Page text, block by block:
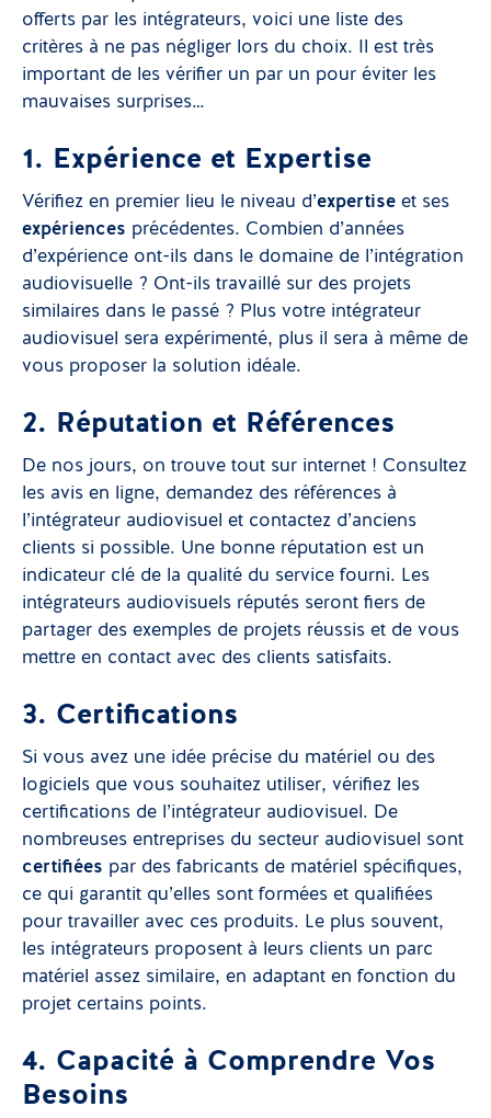
offerts par les intégrateurs, voici une liste des
critères à ne pas négliger lors du choix. Il est très
important de les vérifier un par un pour éviter les
mauvaises surprises…
1. Expérience et Expertise
Vérifiez en premier lieu le niveau d’expertise et ses
expériences précédentes. Combien d’années
d’expérience ont-ils dans le domaine de l’intégration
audiovisuelle ? Ont-ils travaillé sur des projets
similaires dans le passé ? Plus votre intégrateur
audiovisuel sera expérimenté, plus il sera à même de
vous proposer la solution idéale.
2. Réputation et Références
De nos jours, on trouve tout sur internet ! Consultez
les avis en ligne, demandez des références à
l’intégrateur audiovisuel et contactez d’anciens
clients si possible. Une bonne réputation est un
indicateur clé de la qualité du service fourni. Les
intégrateurs audiovisuels réputés seront fiers de
partager des exemples de projets réussis et de vous
mettre en contact avec des clients satisfaits.
3. Certifications
Si vous avez une idée précise du matériel ou des
logiciels que vous souhaitez utiliser, vérifiez les
certifications de l’intégrateur audiovisuel. De
nombreuses entreprises du secteur audiovisuel sont
certifiées par des fabricants de matériel spécifiques,
ce qui garantit qu’elles sont formées et qualifiées
pour travailler avec ces produits. Le plus souvent,
les intégrateurs proposent à leurs clients un parc
matériel assez similaire, en adaptant en fonction du
projet certains points.
4. Capacité à Comprendre Vos
Besoins